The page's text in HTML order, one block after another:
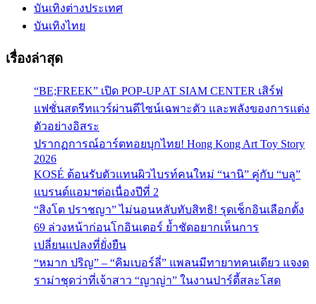
บันเทิงต่างประเทศ
บันเทิงไทย
เรื่องล่าสุด
“BE;FREEK” เปิด POP-UP AT SIAM CENTER เสิร์ฟ
แฟชั่นสตรีทแวร์ผ่านดีไซน์เฉพาะตัว และพลังของการแต่ง
ตัวอย่างอิสระ
ปรากฏการณ์อาร์ตทอยบุกไทย! Hong Kong Art Toy Story
2026
KOSÉ ต้อนรับตัวแทนผิวไบรท์คนใหม่ “นานิ” คู่กับ “บลู”
แบรนด์แอมฯต่อเนื่องปีที่ 2
“สิงโต ปราชญา” ไม่นอนหลับทับสิทธิ! รุดเช็กอินเลือกตั้ง
69 ล่วงหน้าก่อนโกอินเตอร์ ย้ำชัดอยากเห็นการ
เปลี่ยนแปลงที่ยั่งยืน
“หมาก ปริญ” – “คิมเบอร์ลี่” แพลนมีทายาทคนเดียว แจงด
ราม่าชุดว่าที่เจ้าสาว “ญาญ่า” ในงานปาร์ตี้สละโสด